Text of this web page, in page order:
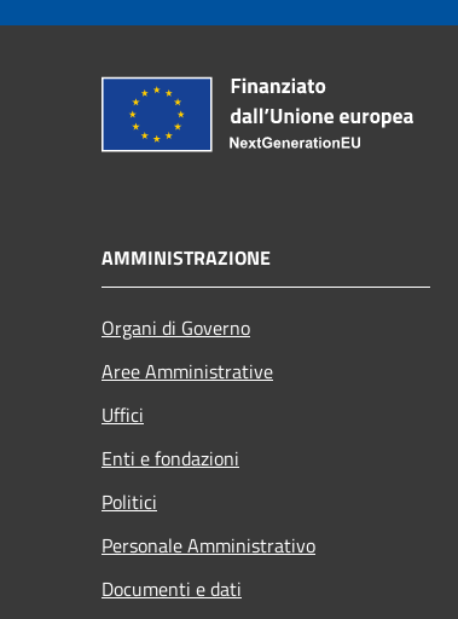
AMMINISTRAZIONE
Organi di Governo
Aree Amministrative
Uffici
Enti e fondazioni
Politici
Personale Amministrativo
Documenti e dati